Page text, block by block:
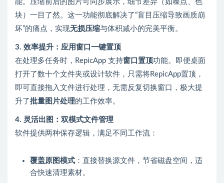
能。压缩前后的图片可同步展示，细节差异（如噪点、色
块）一目了然。这一功能彻底解决了“盲目压缩导致画质崩
坏”的痛点，实现无损压缩与体积减小的完美平衡。
3. 效率提升：应用窗口一键置顶
在处理多任务时，RepicApp 支持窗口置顶功能。即便桌面
打开了数十个文件夹或设计软件，只需将RepicApp置顶，
即可直接拖入文件进行处理，无需反复切换窗口，极大提
升了批量图片处理的工作效率。
4. 灵活出图：双模式文件管理
软件提供两种保存逻辑，满足不同工作流：
覆盖原图模式 ：直接替换源文件，节省磁盘空间，适
合快速清理素材。